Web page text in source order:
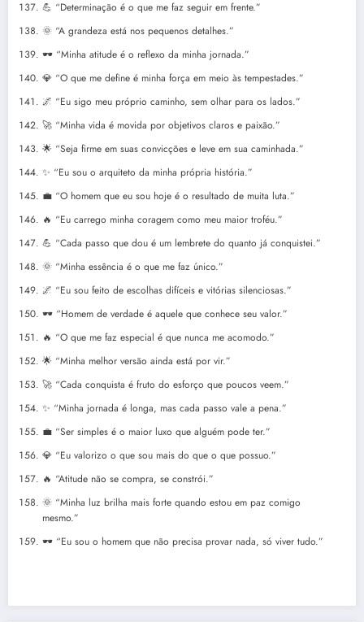
💪 “Determinação é o que me faz seguir em frente.”
🌞 “A grandeza está nos pequenos detalhes.”
🕶️ “Minha atitude é o reflexo da minha jornada.”
💎 “O que me define é minha força em meio às tempestades.”
🌌 “Eu sigo meu próprio caminho, sem olhar para os lados.”
🚀 “Minha vida é movida por objetivos claros e paixão.”
🌟 “Seja firme em suas convicções e leve em sua caminhada.”
✨ “Eu sou o arquiteto da minha própria história.”
💼 “O homem que eu sou hoje é o resultado de muita luta.”
🔥 “Eu carrego minha coragem como meu maior troféu.”
💪 “Cada passo que dou é um lembrete do quanto já conquistei.”
🌞 “Minha essência é o que me faz único.”
🌌 “Eu sou feito de escolhas difíceis e vitórias silenciosas.”
🕶️ “Homem de verdade é aquele que conhece seu valor.”
🔥 “O que me faz especial é que nunca me acomodo.”
🌟 “Minha melhor versão ainda está por vir.”
🚀 “Cada conquista é fruto do esforço que poucos veem.”
✨ “Minha jornada é longa, mas cada passo vale a pena.”
💼 “Ser simples é o maior luxo que alguém pode ter.”
💎 “Eu valorizo o que sou mais do que o que possuo.”
🔥 “Atitude não se compra, se constrói.”
🌞 “Minha luz brilha mais forte quando estou em paz comigo
mesmo.”
🕶️ “Eu sou o homem que não precisa provar nada, só viver tudo.”